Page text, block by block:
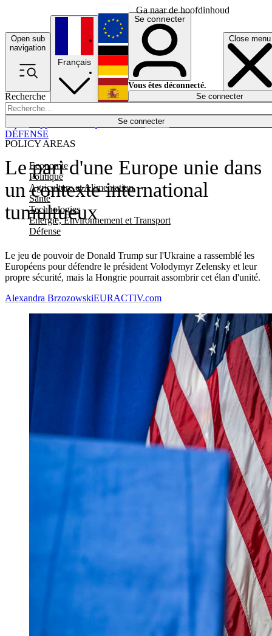
Ga naar de hoofdinhoud
Open sub
navigation
Close menu
Recherche
Se connecter
POLICY AREAS
Economie
Politique
Agriculture et Alimentation
Santé
Technologies
Energie, Environnement et Transport
Défense
Économie
Français
English
Deutsch
Español
Se connecter
Vous êtes déconnecté.
Se connecter
Le pari d'une Europe unie dans
un contexte international
tumultueux
Le jeu de pouvoir de Donald Trump sur l'Ukraine a rassemblé les
Européens pour défendre le président Volodymyr Zelensky et leur
propre sécurité, mais la Hongrie pourrait assombrir cet élan d'unité.
DÉFENSE
Alexandra BrzozowskiEURACTIV.com